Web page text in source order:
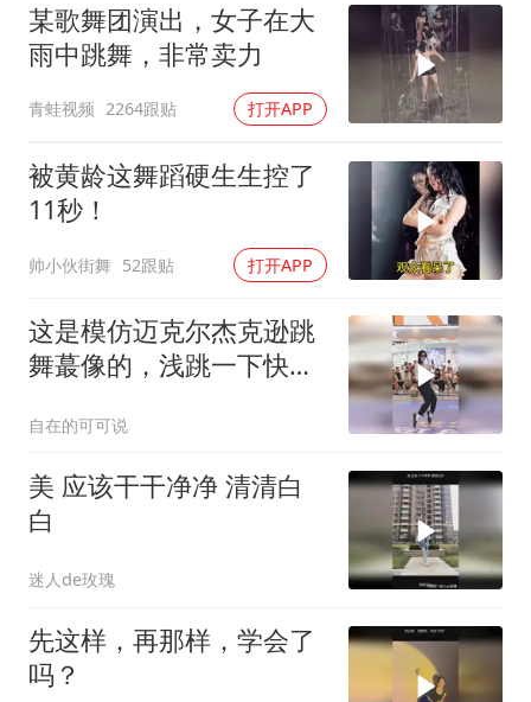
某歌舞团演出，女子在大
雨中跳舞，非常卖力
青蛙视频 2264跟贴 打开APP
被黄龄这舞蹈硬生生控了
11秒！
帅小伙街舞 52跟贴 打开APP
这是模仿迈克尔杰克逊跳
舞蕞像的，浅跳一下快乐
自在的可可说
美 应该干干净净 清清白
白
迷人de玫瑰
先这样，再那样，学会了
吗？